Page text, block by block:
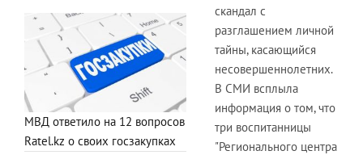
МВД ответило на 12 вопросов
Ratel.kz о своих госзакупках
скандал с
разглашением личной
тайны, касающийся
несовершеннолетних.
В СМИ всплыла
информация о том, что
три воспитанницы
"Регионального центра